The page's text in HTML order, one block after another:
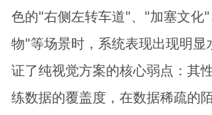
色的"右侧左转车道"、"加塞文化
物"等场景时，系统表现出现明显
证了纯视觉方案的核心弱点：其
练数据的覆盖度，在数据稀疏的